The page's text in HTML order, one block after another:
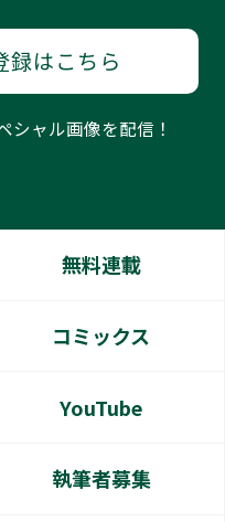
録はこちら
シャル画像を配信！
無料連載
コミックス
YouTube
執筆者募集